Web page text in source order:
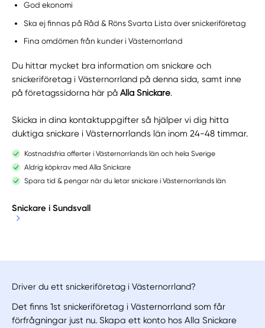
God ekonomi
Ska ej finnas på Råd & Röns Svarta Lista över snickeriföretag
Fina omdömen från kunder i Västernorrland
Du hittar mycket bra information om snickare och
snickeriföretag i Västernorrland på denna sida, samt inne
på företagssidorna här påAlla Snickare.
Skicka in dina kontaktuppgifter så hjälper vi dig hitta
duktiga snickare i Västernorrlands län inom 24-48 timmar.
Kostnadsfria offerter i Västernorrlands län och hela Sverige
Aldrig köpkrav med Alla Snickare
Spara tid & pengar när du letar snickare i Västernorrlands län
Snickare i Sundsvall
Driver du ett snickeriföretag i Västernorrland?
Det finns 1st snickeriföretag i Västernorrland som får
förfrågningar just nu. Skapa ett konto hos Alla Snickare